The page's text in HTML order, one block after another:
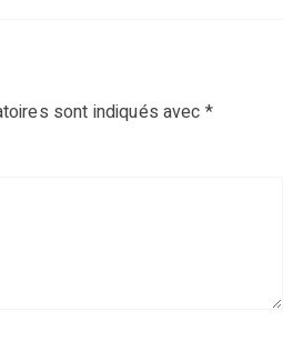
sont indiqués avec *